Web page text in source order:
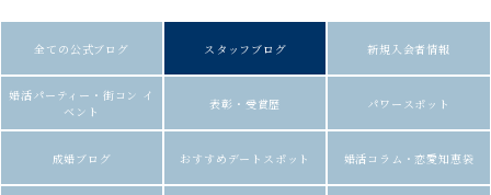
全ての公式ブログ スタッフブログ 新規入会者情報
婚活パーティー・街コン イ
ベント
表彰・受賞歴 パワースポット
成婚ブログ おすすめデートスポット 婚活コラム・恋愛知恵袋